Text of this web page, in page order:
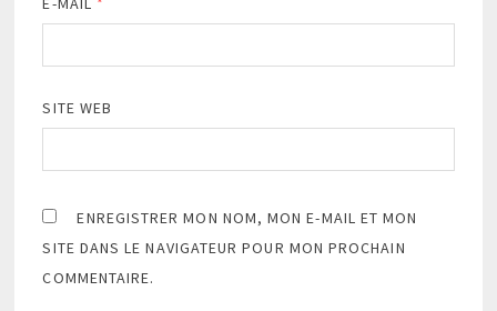
SITE WEB
ENREGISTRER MON NOM, MON E-MAIL ET MON
SITE DANS LE NAVIGATEUR POUR MON PROCHAIN
COMMENTAIRE.